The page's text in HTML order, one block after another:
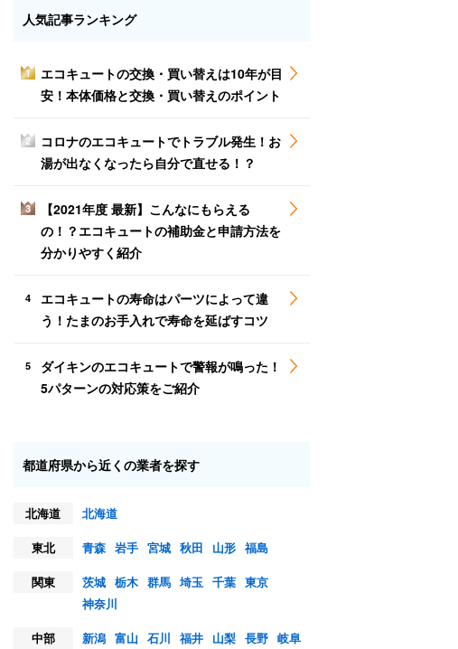
人気記事ランキング
1
エコキュートの交換・買い替えは10年が目
安！本体価格と交換・買い替えのポイント
2
コロナのエコキュートでトラブル発生！お
湯が出なくなったら自分で直せる！？
3
【2021年度 最新】こんなにもらえる
の！？エコキュートの補助金と申請方法を
分かりやすく紹介
4
エコキュートの寿命はパーツによって違
う！たまのお手入れで寿命を延ばすコツ
5
ダイキンのエコキュートで警報が鳴った！
5パターンの対応策をご紹介
都道府県から近くの業者を探す
北海道
北海道
東北
青森 岩手 宮城 秋田 山形 福島
関東
茨城 栃木 群馬 埼玉 千葉 東京
神奈川
中部
新潟 富山 石川 福井 山梨 長野 岐阜